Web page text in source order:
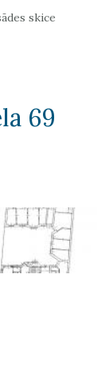
skice
69